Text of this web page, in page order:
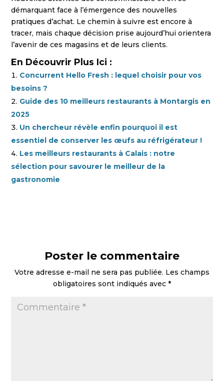
démarquant face à l’émergence des nouvelles
pratiques d’achat. Le chemin à suivre est encore à
tracer, mais chaque décision prise aujourd’hui orientera
l’avenir de ces magasins et de leurs clients.
En Découvrir Plus Ici :
Concurrent Hello Fresh : lequel choisir pour vos
besoins ?
Guide des 10 meilleurs restaurants à Montargis en
2025
Un chercheur révèle enfin pourquoi il est
essentiel de conserver les œufs au réfrigérateur !
Les meilleurs restaurants à Calais : notre
sélection pour savourer le meilleur de la
gastronomie
Poster le commentaire
Votre adresse e-mail ne sera pas publiée. Les champs
obligatoires sont indiqués avec *